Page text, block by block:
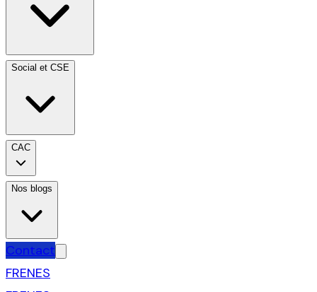
Social et CSE
CAC
Nos blogs
Contact
FRENES